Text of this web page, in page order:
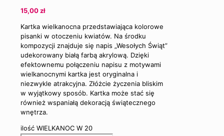
15,00zł
Kartka wielkanocna przedstawiająca kolorowe
pisanki w otoczeniu kwiatów. Na środku
kompozycji znajduje się napis „Wesołych Świąt”
udekorowany białą farbą akrylową. Dzięki
efektownemu połączeniu napisu z motywami
wielkanocnymi kartka jest oryginalna i
niezwykle atrakcyjna. Złóżcie życzenia bliskim
w wyjątkowy sposób. Kartka może stać się
również wspaniałą dekoracją świątecznego
wnętrza.
ilość WIELKANOC W 20